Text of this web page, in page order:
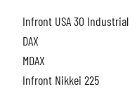
Infront USA 30 Industrial
DAX
MDAX
Infront Nikkei 225